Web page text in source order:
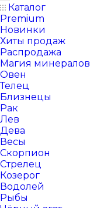
Каталог
Premium
Новинки
Хиты продаж
Распродажа
Магия минералов
Овен
Телец
Близнецы
Рак
Лев
Дева
Весы
Скорпион
Стрелец
Козерог
Водолей
Рыбы